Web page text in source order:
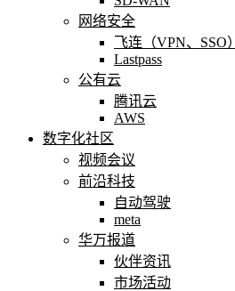
网络安全
飞连（VPN、SSO）
Lastpass
公有云
腾讯云
AWS
数字化社区
视频会议
前沿科技
自动驾驶
meta
华万报道
伙伴资讯
市场活动